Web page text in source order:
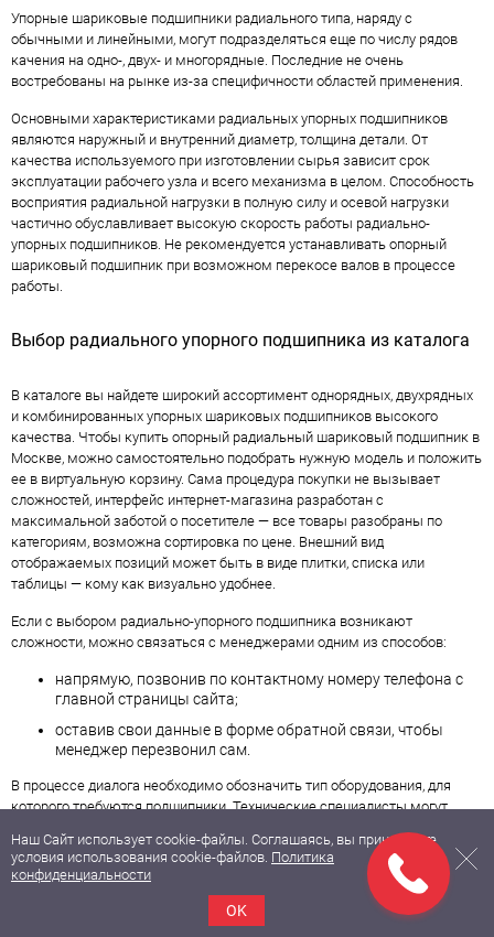
Упорные шариковые подшипники радиального типа, наряду с
обычными и линейными, могут подразделяться еще по числу рядов
качения на одно-, двух- и многорядные. Последние не очень
востребованы на рынке из-за специфичности областей применения.
Основными характеристиками радиальных упорных подшипников
являются наружный и внутренний диаметр, толщина детали. От
качества используемого при изготовлении сырья зависит срок
эксплуатации рабочего узла и всего механизма в целом. Способность
восприятия радиальной нагрузки в полную силу и осевой нагрузки
частично обуславливает высокую скорость работы радиально-
упорных подшипников. Не рекомендуется устанавливать опорный
шариковый подшипник при возможном перекосе валов в процессе
работы.
Выбор радиального упорного подшипника из каталога
В каталоге вы найдете широкий ассортимент однорядных, двухрядных
и комбинированных упорных шариковых подшипников высокого
качества. Чтобы купить опорный радиальный шариковый подшипник в
Москве, можно самостоятельно подобрать нужную модель и положить
ее в виртуальную корзину. Сама процедура покупки не вызывает
сложностей, интерфейс интернет-магазина разработан с
максимальной заботой о посетителе — все товары разобраны по
категориям, возможна сортировка по цене. Внешний вид
отображаемых позиций может быть в виде плитки, списка или
таблицы — кому как визуально удобнее.
Если с выбором радиально-упорного подшипника возникают
сложности, можно связаться с менеджерами одним из способов:
напрямую, позвонив по контактному номеру телефона с
главной страницы сайта;
оставив свои данные в форме обратной связи, чтобы
менеджер перезвонил сам.
В процессе диалога необходимо обозначить тип оборудования, для
которого требуются подшипники. Технические специалисты могут
использовать комплектующие.
Все шарикоподшипники от «Технодрайв» соответствуют качественным
стандартам, требованиям безопасности и иным нормам, регламентам.
Гарантия высокого качества и разумной цены — основные
Наш Сайт использует cookie-файлы. Соглашаясь, вы принимаете
условия использования cookie-файлов. Политика
конфиденциальности
OK